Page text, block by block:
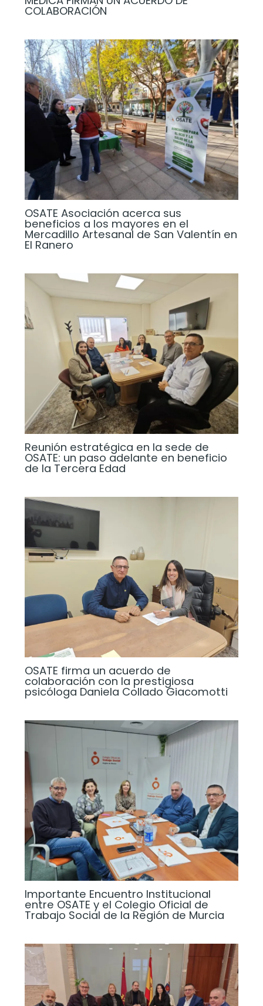
COLABORACIÓN
OSATE Asociación acerca sus
beneficios a los mayores en el
Mercadillo Artesanal de San Valentín en
El Ranero
Reunión estratégica en la sede de
OSATE: un paso adelante en beneficio
de la Tercera Edad
OSATE firma un acuerdo de
colaboración con la prestigiosa
psicóloga Daniela Collado Giacomotti
Importante Encuentro Institucional
entre OSATE y el Colegio Oficial de
Trabajo Social de la Región de Murcia